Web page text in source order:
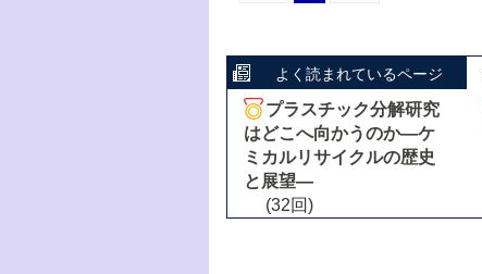
よく読まれているページ
プラスチック分解研究
はどこへ向かうのか―ケ
ミカルリサイクルの歴史
と展望―
(32回)